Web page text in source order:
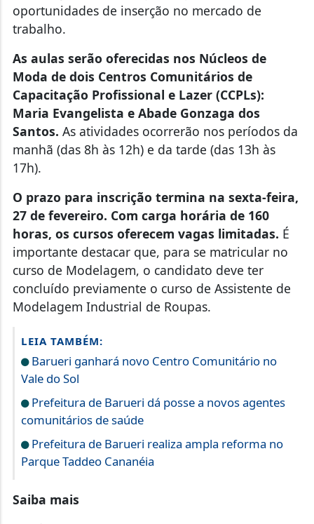
oportunidades de inserção no mercado de
trabalho.
As aulas serão oferecidas nos Núcleos de
Moda de dois Centros Comunitários de
Capacitação Profissional e Lazer (CCPLs):
Maria Evangelista e Abade Gonzaga dos
Santos. As atividades ocorrerão nos períodos da
manhã (das 8h às 12h) e da tarde (das 13h às
17h).
O prazo para inscrição termina na sexta-feira,
27 de fevereiro. Com carga horária de 160
horas, os cursos oferecem vagas limitadas. É
importante destacar que, para se matricular no
curso de Modelagem, o candidato deve ter
concluído previamente o curso de Assistente de
Modelagem Industrial de Roupas.
LEIA TAMBÉM:
Barueri ganhará novo Centro Comunitário no
Vale do Sol
Prefeitura de Barueri dá posse a novos agentes
comunitários de saúde
Prefeitura de Barueri realiza ampla reforma no
Parque Taddeo Cananéia
Saiba mais